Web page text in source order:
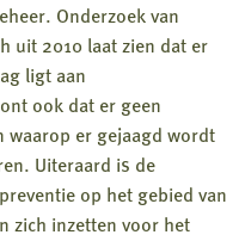
Onderzoek van
uit 2010 laat zien dat er
ligt aan
ook dat er geen
waarop er gejaagd wordt
Uiteraard is de
op het gebied van
zich inzetten voor het